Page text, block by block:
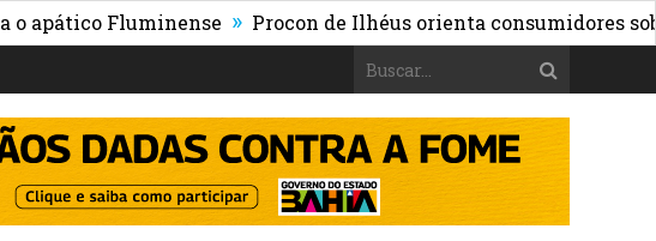
Fluminense » Procon de Ilhéus orienta consumidores sobre os